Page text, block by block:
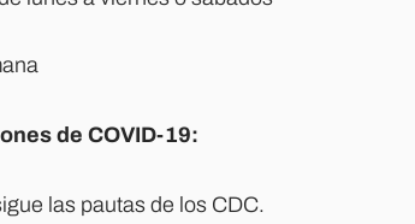
de COVID-19:
las pautas de los CDC.